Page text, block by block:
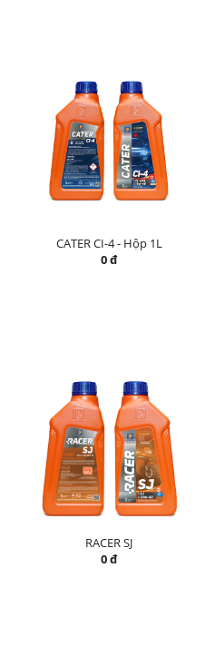
CATER CI-4 - Hộp 1L
0 đ
RACER SJ
0 đ